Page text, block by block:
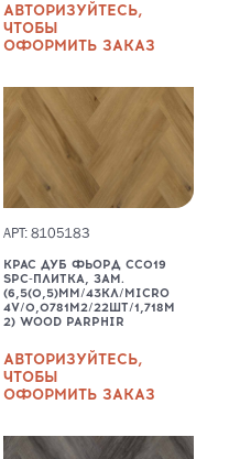
АВТОРИЗУЙТЕСЬ,
ЧТОБЫ
ОФОРМИТЬ ЗАКАЗ
АРТ: 8105183
КРАС ДУБ ФЬОРД CC019
SPC-ПЛИТКА, ЗАМ.
(6,5(0,5)ММ/43КЛ/MICRO
4V/0,0781М2/22ШТ/1,718М
2) WOOD PARPHIR
АВТОРИЗУЙТЕСЬ,
ЧТОБЫ
ОФОРМИТЬ ЗАКАЗ